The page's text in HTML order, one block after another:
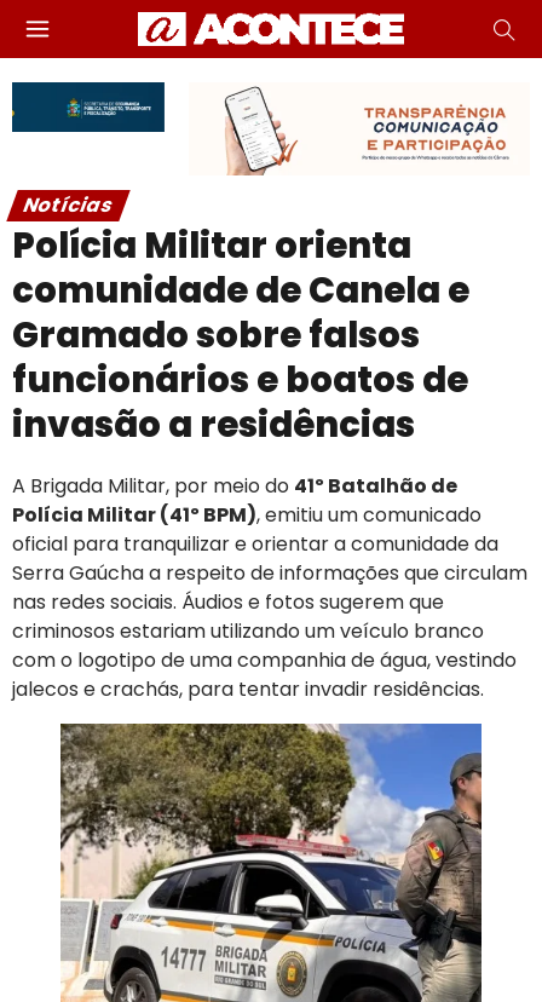
Notícias
Polícia Militar orienta
comunidade de Canela e
Gramado sobre falsos
funcionários e boatos de
invasão a residências
A Brigada Militar, por meio do 41º Batalhão de
Polícia Militar (41º BPM), emitiu um comunicado
oficial para tranquilizar e orientar a comunidade da
Serra Gaúcha a respeito de informações que circulam
nas redes sociais. Áudios e fotos sugerem que
criminosos estariam utilizando um veículo branco
com o logotipo de uma companhia de água, vestindo
jalecos e crachás, para tentar invadir residências.